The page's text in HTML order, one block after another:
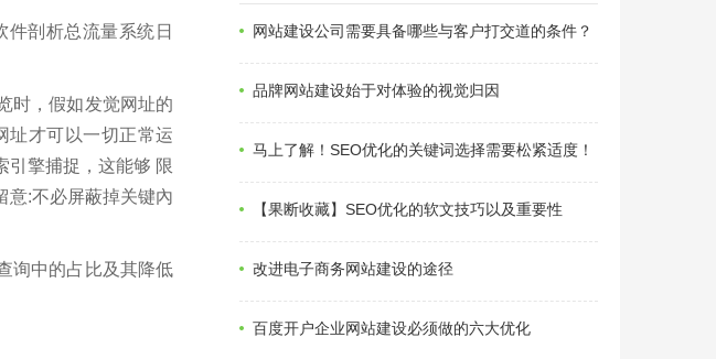
剖析总流量系统日
时，假如发觉网址的
址才可以一切正常运
引擎捕捉，这能够 限
意:不必屏蔽掉关键內
询中的占比及其降低
网站建设公司需要具备哪些与客户打交道的条件？
品牌网站建设始于对体验的视觉归因
马上了解！SEO优化的关键词选择需要松紧适度！
【果断收藏】SEO优化的软文技巧以及重要性
改进电子商务网站建设的途径
百度开户企业网站建设必须做的六大优化